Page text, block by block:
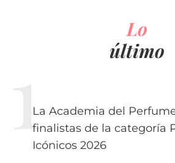
Lo
último
La Academia del
finalistas de la categoría
Icónicos 2026